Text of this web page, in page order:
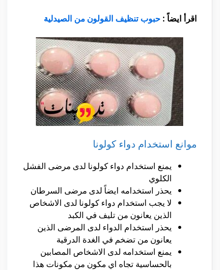
اقرأ ايضاً : حبوب تنظيف القولون من الصيدلية
موانع استخدام دواء كولونا
يمنع استخدام دواء كولونا لدى مرضى الفشل
الكلوي
يحذر استخدامه ايضاً لدى مرضى السرطان
لا يجب استخدام دواء كولونا لدى الاشخاص
الذين يعانون من تليف في الكبد
يحذر استخدام الدواء لدى المرضى الذين
يعانون من تضخم في الغدة الدرقية
يمنع استخدامه لدى الاشخاص المصابين
بالحساسية تجاه اي مكون من مكونات هذا